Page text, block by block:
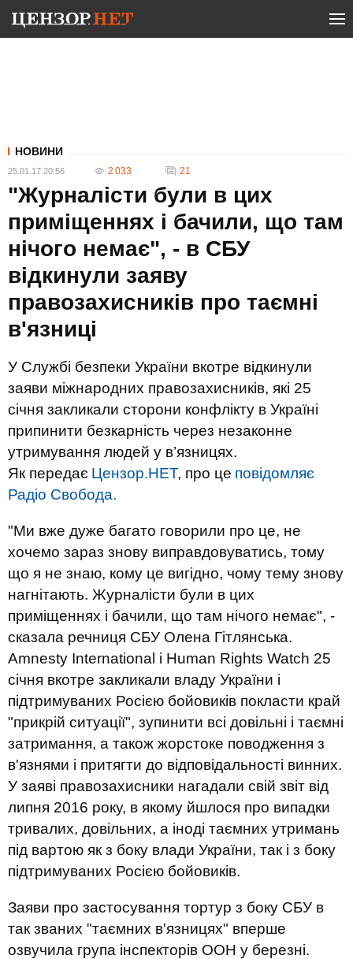
НОВИНИ
25.01.17 20:56 2 033 21
"Журналісти були в цих
приміщеннях і бачили, що там
нічого немає", - в СБУ
відкинули заяву
правозахисників про таємні
в'язниці
У Службі безпеки України вкотре відкинули
заяви міжнародних правозахисників, які 25
січня закликали сторони конфлікту в Україні
припинити безкарність через незаконне
утримування людей у в’язницях.
Як передає Цензор.НЕТ, про це повідомляє
Радіо Свобода.
"Ми вже дуже багато говорили про це, не
хочемо зараз знову виправдовуватись, тому
що я не знаю, кому це вигідно, чому тему знову
нагнітають. Журналісти були в цих
приміщеннях і бачили, що там нічого немає", -
сказала речниця СБУ Олена Гітлянська.
Amnesty International і Human Rights Watch 25
січня вкотре закликали владу України і
підтримуваних Росією бойовиків покласти край
"прикрій ситуації", зупинити всі довільні і таємні
затримання, а також жорстоке поводження з
в'язнями і притягти до відповідальності винних.
У заяві правозахисники нагадали свій звіт від
липня 2016 року, в якому йшлося про випадки
тривалих, довільних, а іноді таємних утримань
під вартою як з боку влади України, так і з боку
підтримуваних Росією бойовиків.
Заяви про застосування тортур з боку СБУ в
так званих "таємних в'язницях" вперше
озвучила група інспекторів ООН у березні.